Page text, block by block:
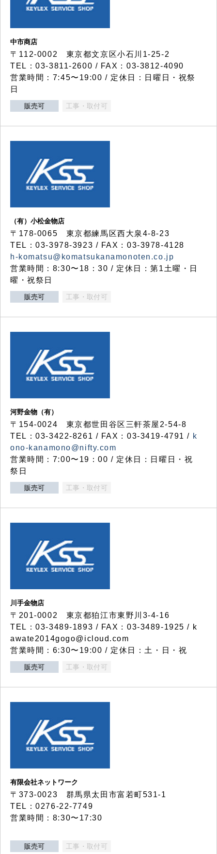
中市商店
〒112-0002 東京都文京区小石川1-25-2
TEL：03-3811-2600 / FAX：03-3812-4090
営業時間：7:45〜19:00 / 定休日：日曜日・祝祭
日
販売可 工事・取付可
（有）小松金物店
〒178-0065 東京都練馬区西大泉4-8-23
TEL：03-3978-3923 / FAX：03-3978-4128
h-komatsu@komatsukanamonoten.co.jp
営業時間：8:30〜18：30 / 定休日：第1土曜・日
曜・祝祭日
販売可 工事・取付可
河野金物（有）
〒154-0024 東京都世田谷区三軒茶屋2-54-8
TEL：03-3422-8261 / FAX：03-3419-4791 / k
ono-kanamono@nifty.com
営業時間：7:00〜19：00 / 定休日：日曜日・祝
祭日
販売可 工事・取付可
川手金物店
〒201-0002 東京都狛江市東野川3-4-16
TEL：03-3489-1893 / FAX：03-3489-1925 / k
awate2014gogo@icloud.com
営業時間：6:30〜19:00 / 定休日：土・日・祝
販売可 工事・取付可
有限会社ネットワーク
〒373-0023 群馬県太田市富若町531-1
TEL：0276-22-7749
営業時間：8:30〜17:30
販売可 工事・取付可